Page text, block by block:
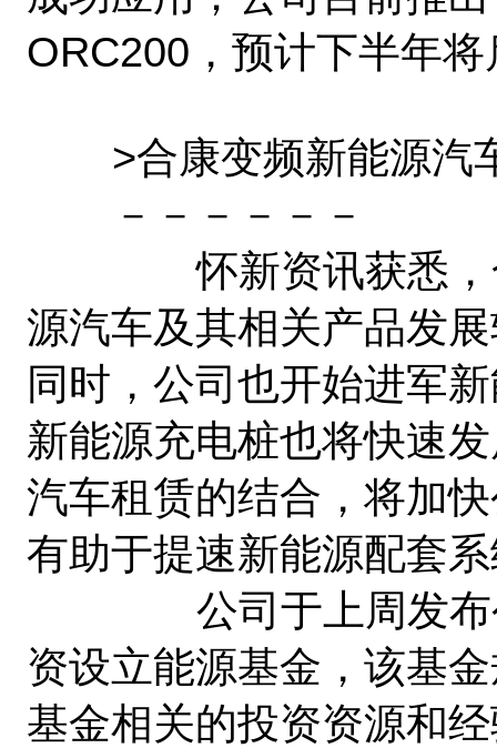
ORC200，预计下半年
>合康变频新能源汽
－－－－－－
怀新资讯获悉，合
源汽车及其相关产品发
同时，公司也开始进军
新能源充电桩也将快速
汽车租赁的结合，将加
有助于提速新能源配套
公司于上周发布公
资设立能源基金，该基
基金相关的投资资源和